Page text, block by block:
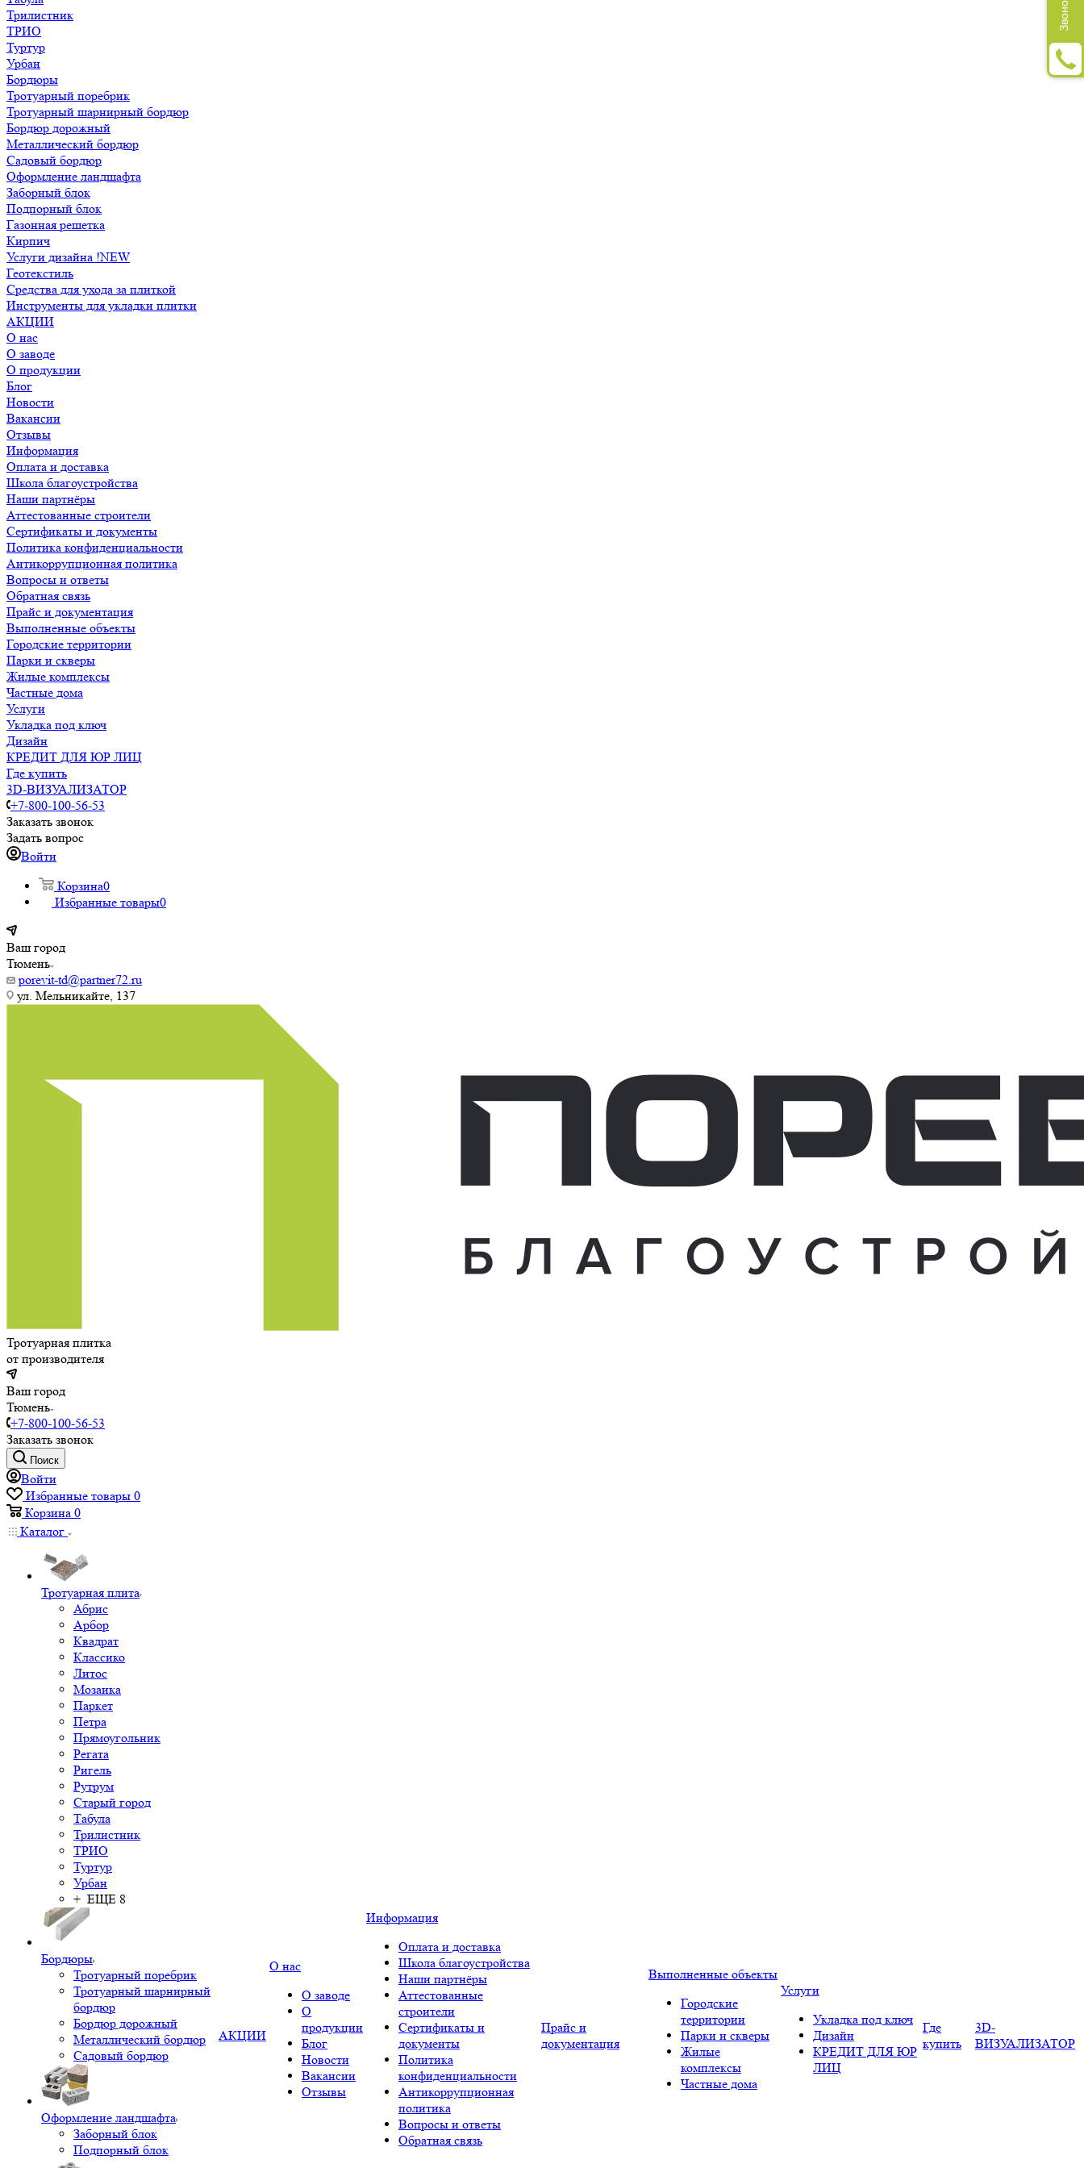
Трилистник
ТРИО
Туртур
Урбан
Бордюры
Тротуарный поребрик
Тротуарный шарнирный бордюр
Бордюр дорожный
Металлический бордюр
Садовый бордюр
Оформление ландшафта
Заборный блок
Подпорный блок
Газонная решетка
Кирпич
Услуги дизайна !NEW
Геотекстиль
Средства для ухода за плиткой
Инструменты для укладки плитки
АКЦИИ
О нас
О заводе
О продукции
Блог
Новости
Вакансии
Отзывы
Информация
Оплата и доставка
Школа благоустройства
Наши партнёры
Аттестованные строители
Сертификаты и документы
Политика конфиденциальности
Антикоррупционная политика
Вопросы и ответы
Обратная связь
Прайс и документация
Выполненные объекты
Городские территории
Парки и скверы
Жилые комплексы
Частные дома
Услуги
Укладка под ключ
Дизайн
КРЕДИТ ДЛЯ ЮР ЛИЦ
Где купить
3D-ВИЗУАЛИЗАТОР
+7-800-100-56-53
Заказать звонок
Задать вопрос
Войти
Корзина0
Избранные товары0
Ваш город
Тюмень
porevit-td@partner72.ru
ул. Мельникайте, 137
Тротуарная плитка
от производителя
Ваш город
Тюмень
+7-800-100-56-53
Заказать звонок
Поиск
Войти
Избранные товары 0
Корзина 0
Каталог
Тротуарная плита
Абрис
Арбор
Квадрат
Классико
Литос
Мозаика
Паркет
Петра
Прямоугольник
Регата
Ригель
Рутрум
Старый город
Табула
Трилистник
ТРИО
Туртур
Урбан
+ ЕЩЕ 8
Бордюры
Тротуарный поребрик
Тротуарный шарнирный
бордюр
Бордюр дорожный
Металлический бордюр
Садовый бордюр
Оформление ландшафта
Заборный блок
Подпорный блок
АКЦИИ
О нас
О заводе
О
продукции
Блог
Новости
Вакансии
Отзывы
Информация
Оплата и доставка
Школа благоустройства
Наши партнёры
Аттестованные
строители
Сертификаты и
документы
Политика
конфиденциальности
Антикоррупционная
политика
Вопросы и ответы
Обратная связь
Прайс и
документация
Выполненные объекты
Городские
территории
Парки и скверы
Жилые
комплексы
Частные дома
Услуги
Укладка под ключ
Дизайн
КРЕДИТ ДЛЯ ЮР
ЛИЦ
Где
купить
3D-
ВИЗУАЛИЗАТОР